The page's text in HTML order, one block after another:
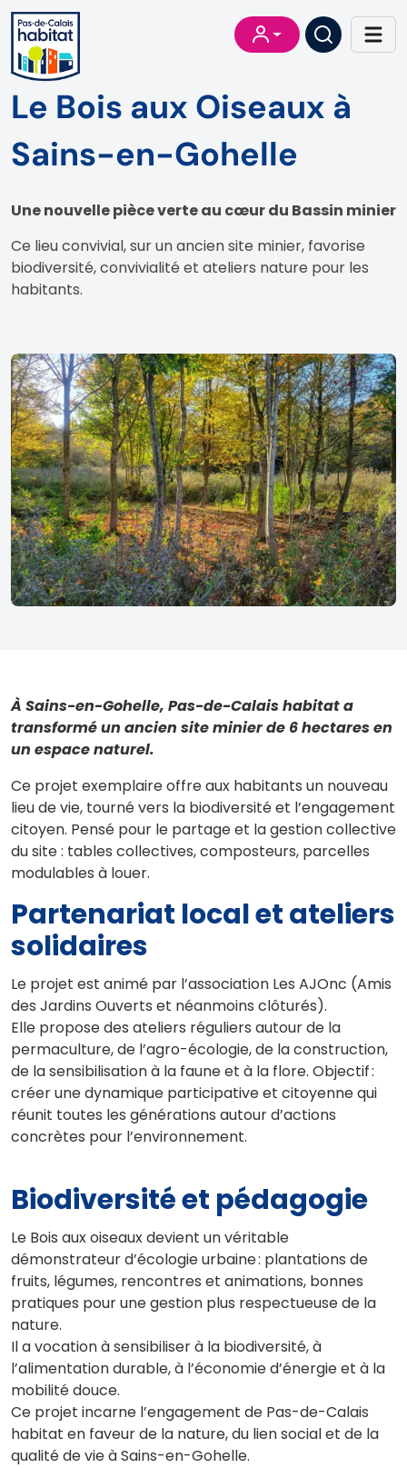
Le Bois aux Oiseaux à
Sains-en-Gohelle
Une nouvelle pièce verte au cœur du Bassin minier
Ce lieu convivial, sur un ancien site minier, favorise
biodiversité, convivialité et ateliers nature pour les
habitants.
À Sains-en-Gohelle, Pas-de-Calais habitat a
transformé un ancien site minier de 6 hectares en
un espace naturel.
Ce projet exemplaire offre aux habitants un nouveau
lieu de vie, tourné vers la biodiversité et l’engagement
citoyen.​ Pensé pour le partage et la gestion collective
du site : tables collectives, composteurs, parcelles
modulables à louer.
Partenariat local et ateliers
solidaires
Le projet est animé par l’association Les AJOnc (Amis
des Jardins Ouverts et néanmoins clôturés).
Elle propose des ateliers réguliers autour de la
permaculture, de l’agro-écologie, de la construction,
de la sensibilisation à la faune et à la flore. Objectif :
créer une dynamique participative et citoyenne qui
réunit toutes les générations autour d’actions
concrètes pour l’environnement.​
Biodiversité et pédagogie
Le Bois aux oiseaux devient un véritable
démonstrateur d’écologie urbaine : plantations de
fruits, légumes, rencontres et animations, bonnes
pratiques pour une gestion plus respectueuse de la
nature.
Il a vocation à sensibiliser à la biodiversité, à
l’alimentation durable, à l’économie d’énergie et à la
mobilité douce.​
Ce projet incarne l’engagement de Pas-de-Calais
habitat en faveur de la nature, du lien social et de la
qualité de vie à Sains-en-Gohelle.